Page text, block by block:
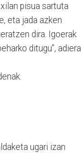
pisua sartuta
eta jada azken
dira. Igoerak
ditugu”,
ugari izan